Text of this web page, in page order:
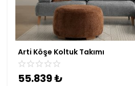
Arti Köşe Koltuk Takımı
55.839₺